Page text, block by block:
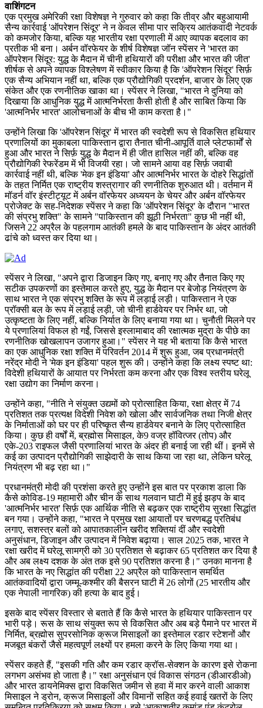
वाशिंगटन
एक प्रमुख अमेरिकी रक्षा विशेषज्ञ ने गुरुवार को कहा कि तीव्र और बहुआयामी
सैन्य कार्रवाई 'ऑपरेशन सिंदूर' ने न केवल सीमा पार सक्रिय आतंकवादी नेटवर्क
को कमजोर किया, बल्कि यह भारतीय रक्षा प्रणाली में आए व्यापक बदलाव का
प्रतीक भी बना। अर्बन वॉरफेयर के शीर्ष विशेषज्ञ जॉन स्पेंसर ने 'भारत का
ऑपरेशन सिंदूर: युद्ध के मैदान में चीनी हथियारों की परीक्षा और भारत की जीत'
शीर्षक से अपने व्यापक विश्लेषण में स्वीकार किया है कि 'ऑपरेशन सिंदूर' सिर्फ़
एक सैन्य अभियान नहीं था, बल्कि एक प्रौद्योगिकी प्रदर्शन, बाजार के लिए एक
संकेत और एक रणनीतिक खाका था। स्पेंसर ने लिखा, "भारत ने दुनिया को
दिखाया कि आधुनिक युद्ध में आत्मनिर्भरता कैसी होती है और साबित किया कि
'आत्मनिर्भर भारत' आलोचनाओं के बीच भी काम करता है।"
उन्होंने लिखा कि 'ऑपरेशन सिंदूर' में भारत की स्वदेशी रूप से विकसित हथियार
प्रणालियों का मुकाबला पाकिस्तान द्वारा तैनात चीनी-आपूर्ति वाले प्लेटफार्मों से
हुआ और भारत ने सिर्फ़ युद्ध के मैदान में ही जीत हासिल नहीं की, बल्कि वह
प्रौद्योगिकी रेफरेंडम में भी विजयी रहा। जो सामने आया वह सिर्फ़ जवाबी
कार्रवाई नहीं थी, बल्कि 'मेक इन इंडिया' और आत्मनिर्भर भारत के दोहरे सिद्धांतों
के तहत निर्मित एक राष्ट्रीय शस्त्रागार की रणनीतिक शुरुआत थी। वर्तमान में
मॉडर्न वॉर इंस्टीट्यूट में अर्बन वॉरफेयर अध्ययन के चेयर और अर्बन वॉरफेयर
प्रोजेक्ट के सह-निदेशक स्पेंसर ने कहा कि 'ऑपरेशन सिंदूर' के दौरान "भारत
की संप्रभु शक्ति" के सामने "पाकिस्तान की झूठी निर्भरता" कुछ भी नहीं थी,
जिसने 22 अप्रैल के पहलगाम आतंकी हमले के बाद पाकिस्तान के अंदर आतंकी
ढांचे को ध्वस्त कर दिया था।
स्पेंसर ने लिखा, "अपने द्वारा डिजाइन किए गए, बनाए गए और तैनात किए गए
सटीक उपकरणों का इस्तेमाल करते हुए, युद्ध के मैदान पर बेजोड़ नियंत्रण के
साथ भारत ने एक संप्रभु शक्ति के रूप में लड़ाई लड़ी। पाकिस्तान ने एक
प्रॉक्सी बल के रूप में लड़ाई लड़ी, जो चीनी हार्डवेयर पर निर्भर था, जो
उत्कृष्टता के लिए नहीं, बल्कि निर्यात के लिए बनाया गया था। चुनौती मिलने पर
ये प्रणालियां विफल हो गईं, जिससे इस्लामाबाद की रक्षात्मक मुद्रा के पीछे का
रणनीतिक खोखलापन उजागर हुआ।" स्पेंसर ने यह भी बताया कि कैसे भारत
का एक आधुनिक रक्षा शक्ति में परिवर्तन 2014 में शुरू हुआ, जब प्रधानमंत्री
नरेंद्र मोदी ने 'मेक इन इंडिया' पहल शुरू की। उन्होंने कहा कि लक्ष्य स्पष्ट था:
विदेशी हथियारों के आयात पर निर्भरता कम करना और एक विश्व स्तरीय घरेलू
रक्षा उद्योग का निर्माण करना।
उन्होंने कहा, "नीति ने संयुक्त उद्यमों को प्रोत्साहित किया, रक्षा क्षेत्र में 74
प्रतिशत तक प्रत्यक्ष विदेशी निवेश को खोला और सार्वजनिक तथा निजी क्षेत्र
के निर्माताओं को घर पर ही परिष्कृत सैन्य हार्डवेयर बनाने के लिए प्रोत्साहित
किया। कुछ ही वर्षों में, ब्रह्मोस मिसाइल, के9 वज्र हॉवित्जर (तोप) और
एके-203 राइफल जैसी प्रणालियां भारत के अंदर ही बनाई जा रही थीं। इनमें से
कई का उत्पादन प्रौद्योगिकी साझेदारी के साथ किया जा रहा था, लेकिन घरेलू
नियंत्रण भी बढ़ रहा था।"
प्रधानमंत्री मोदी की प्रशंसा करते हुए उन्होंने इस बात पर प्रकाश डाला कि
कैसे कोविड-19 महामारी और चीन के साथ गलवान घाटी में हुई झड़प के बाद
'आत्मनिर्भर भारत' सिर्फ़ एक आर्थिक नीति से बढ़कर एक राष्ट्रीय सुरक्षा सिद्धांत
बन गया। उन्होंने कहा, "भारत ने प्रमुख रक्षा आयातों पर चरणबद्ध प्रतिबंध
लगाए, सशस्त्र बलों को आपातकालीन खरीद शक्तियां दीं और स्वदेशी
अनुसंधान, डिजाइन और उत्पादन में निवेश बढ़ाया। साल 2025 तक, भारत ने
रक्षा खरीद में घरेलू सामग्री को 30 प्रतिशत से बढ़ाकर 65 प्रतिशत कर दिया है
और अब लक्ष्य दशक के अंत तक इसे 90 प्रतिशत करना है।" उनका मानना ​​है
कि भारत के नए सिद्धांत की परीक्षा 22 अप्रैल को पाकिस्तान समर्थित
आतंकवादियों द्वारा जम्मू-कश्मीर की बैसरन घाटी में 26 लोगों (25 भारतीय और
एक नेपाली नागरिक) की हत्या के बाद हुई।
इसके बाद स्पेंसर विस्तार से बताते हैं कि कैसे भारत के हथियार पाकिस्तान पर
भारी पड़े। रूस के साथ संयुक्त रूप से विकसित और अब बड़े पैमाने पर भारत में
निर्मित, ब्रह्मोस सुपरसोनिक क्रूज मिसाइलों का इस्तेमाल रडार स्टेशनों और
मजबूत बंकरों जैसे महत्वपूर्ण लक्ष्यों पर हमला करने के लिए किया गया था।
स्पेंसर कहते हैं, "इसकी गति और कम रडार क्रॉस-सेक्शन के कारण इसे रोकना
लगभग असंभव हो जाता है।" रक्षा अनुसंधान एवं विकास संगठन (डीआरडीओ)
और भारत डायनेमिक्स द्वारा विकसित जमीन से हवा में मार करने वाली आकाश
मिसाइल ने ड्रोन, क्रूज मिसाइलों और विमानों सहित कई हवाई खतरों के लिए